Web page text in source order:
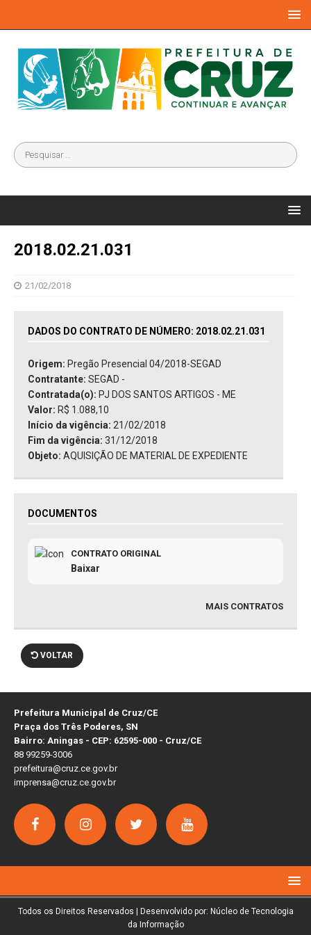
2018.02.21.031
21/02/2018
DADOS DO CONTRATO DE NÚMERO: 2018.02.21.031
Origem: Pregão Presencial 04/2018-SEGAD
Contratante: SEGAD -
Contratada(o): PJ DOS SANTOS ARTIGOS - ME
Valor: R$ 1.088,10
Início da vigência: 21/02/2018
Fim da vigência: 31/12/2018
Objeto: AQUISIÇÃO DE MATERIAL DE EXPEDIENTE
DOCUMENTOS
CONTRATO ORIGINAL
Baixar
MAIS CONTRATOS
VOLTAR
Prefeitura Municipal de Cruz/CE
Praça dos Três Poderes, SN
Bairro: Aningas - CEP: 62595-000 - Cruz/CE
88 99259-3006
prefeitura@cruz.ce.gov.br
imprensa@cruz.ce.gov.br
Todos os Direitos Reservados | Desenvolvido por: Núcleo de Tecnologia
da Informação